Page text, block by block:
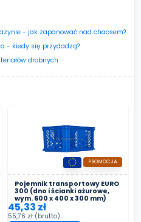
- jak zapanować nad chaosem?
- kiedy się przydadzą?
drobnych
Pojemnik transportowy EURO
300 (dno i ścianki ażurowe,
wym. 600 x 400 x 300 mm)
PROMOCJA
45,33 zł
55,76 zł (brutto)